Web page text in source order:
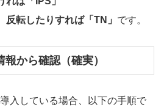
反転したりすれば「TN」 です。
から確認（確実）
入している場合、以下の手順で